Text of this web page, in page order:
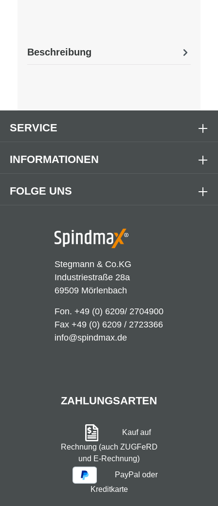
Beschreibung
Stegmann & Co.KG
Industriestraße 28a
69509 Mörlenbach
Fon. +49 (0) 6209/ 2704900
Fax +49 (0) 6209 / 2723366
info@spindmax.de
FOLGE UNS
SERVICE
INFORMATIONEN
ZAHLUNGSARTEN
Kauf auf
Rechnung (auch ZUGFeRD
und E-Rechnung)
PayPal oder
Kreditkarte